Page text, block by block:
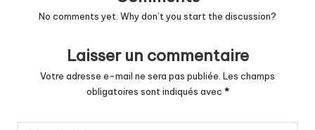
No comments yet. Why don’t you start the discussion?
Laisser un commentaire
Votre adresse e-mail ne sera pas publiée. Les champs
obligatoires sont indiqués avec *